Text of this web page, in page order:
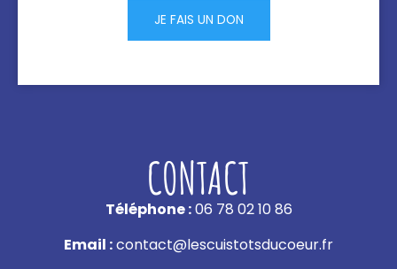
JE FAIS UN DON
CONTACT
Téléphone :06 78 02 10 86
Email :contact@lescuistotsducoeur.fr